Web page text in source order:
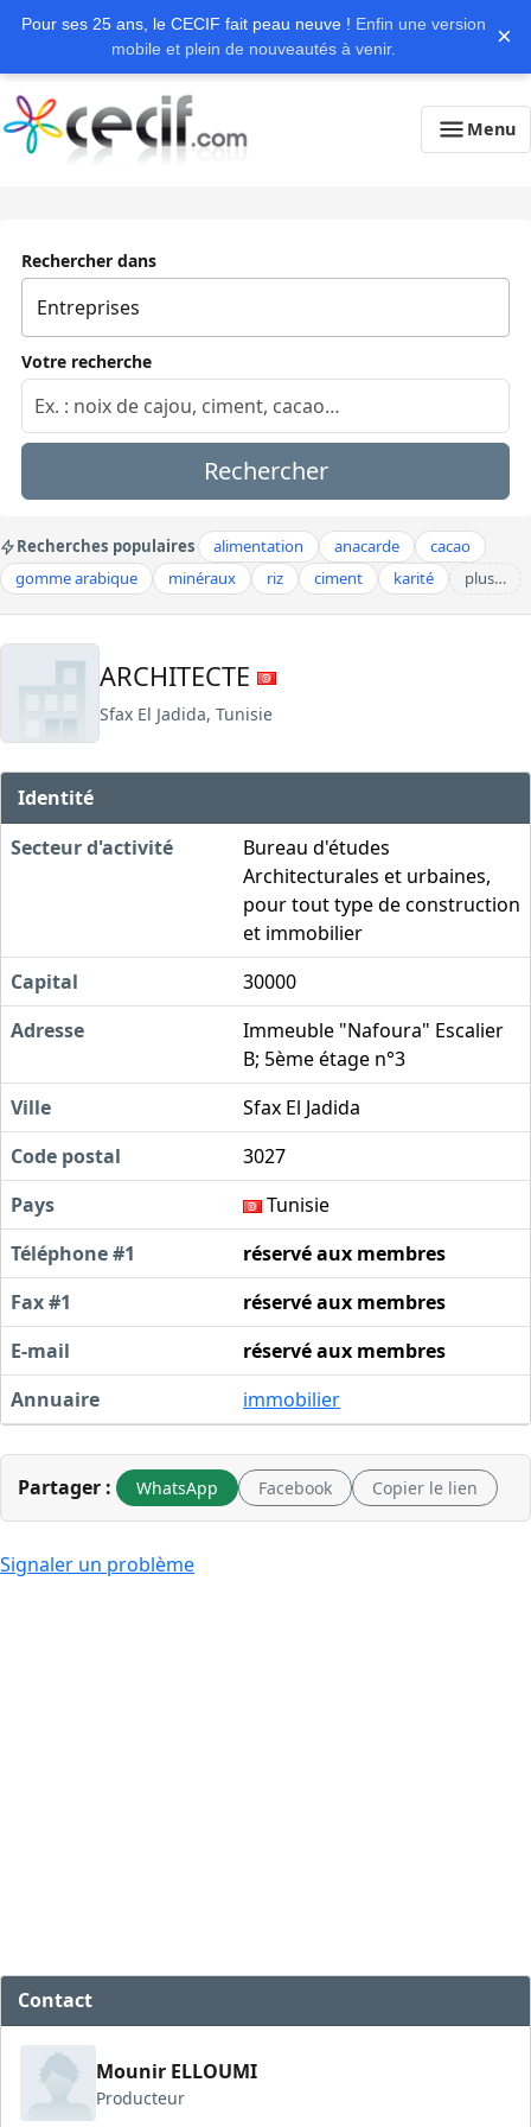
Pour ses 25 ans, le CECIF fait peau neuve ! Enfin une version
mobile et plein de nouveautés à venir.
×
Menu
Rechercher dans
Votre recherche
Rechercher
Recherches populaires alimentation anacarde
cacao
gomme arabique
minéraux riz ciment karité plus…
ARCHITECTE
Sfax El Jadida, Tunisie
Identité
Secteur d'activité
Bureau d'études
Architecturales et urbaines,
pour tout type de construction
et immobilier
Capital
30000
Adresse
Immeuble "Nafoura" Escalier
B; 5ème étage n°3
Ville
Sfax El Jadida
Code postal
3027
Pays
Tunisie
Téléphone #1
réservé aux membres
Fax #1
réservé aux membres
E-mail
réservé aux membres
Annuaire
immobilier
Partager : WhatsApp Facebook Copier le lien
Signaler un problème
Contact
Mounir ELLOUMI
Producteur